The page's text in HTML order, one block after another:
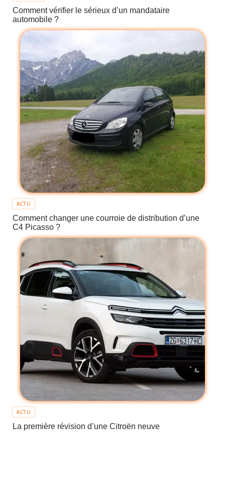
Comment vérifier le sérieux d’un mandataire
automobile ?
ACTU
Comment changer une courroie de distribution d’une
C4 Picasso ?
ACTU
La première révision d’une Citroën neuve